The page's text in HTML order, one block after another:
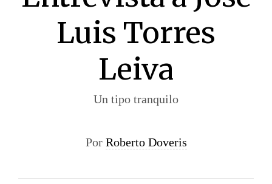
Luis Torres
Leiva
Un tipo tranquilo
Por Roberto Doveris